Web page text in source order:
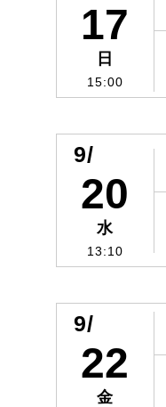
17
日
15:00
9/
20
水
13:10
9/
22
金